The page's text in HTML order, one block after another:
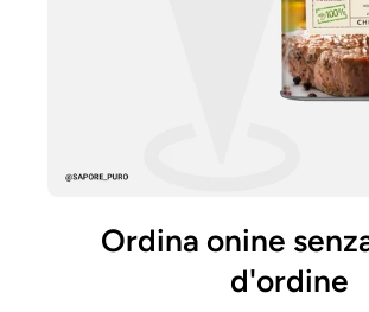
Ordina onine
d'ordine